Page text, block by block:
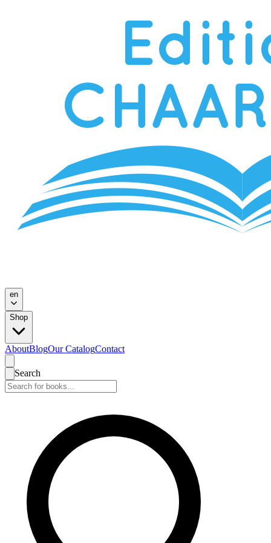
en
Shop
AboutBlogOur CatalogContact
Search